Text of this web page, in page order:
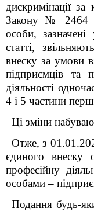
дискримінації
Закону № 2464
особи,
статті,
внеску за умови
підприємців та
діяльності
4 і 5 частини
Ці зміни
Отже, з
єдиного внеску
професійну
особами –
Подання будь-